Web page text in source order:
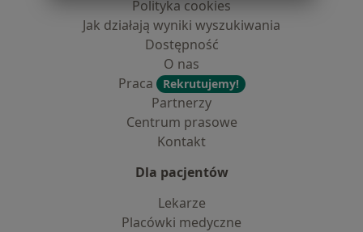
Polityka cookies
Jak działają wyniki wyszukiwania
Dostępność
O nas
Praca
Rekrutujemy!
Partnerzy
Centrum prasowe
Kontakt
Dla pacjentów
Lekarze
Placówki medyczne